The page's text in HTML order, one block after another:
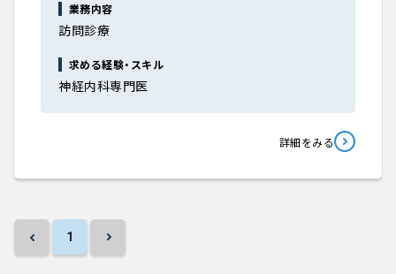
業務内容
訪問診療
求める経験・スキル
神経内科専門医
詳細をみる
1